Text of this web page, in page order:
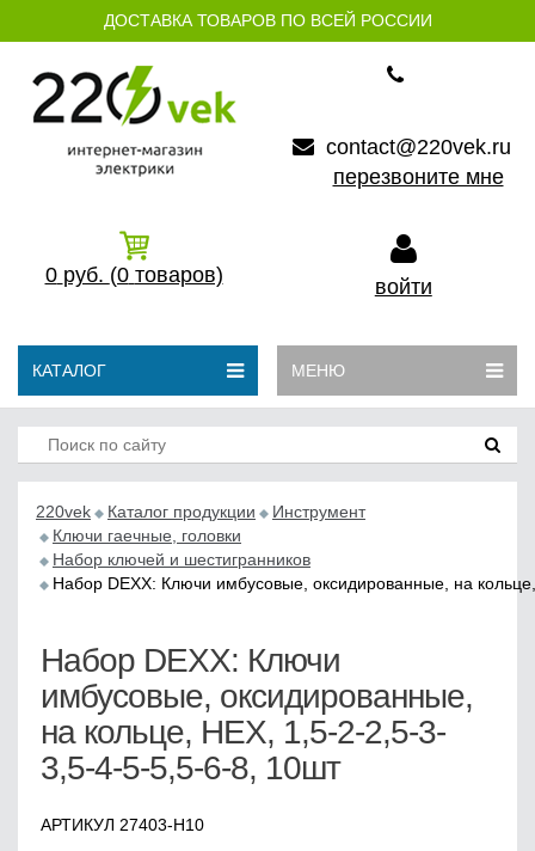
ДОСТАВКА ТОВАРОВ ПО ВСЕЙ РОССИИ
contact@220vek.ru
перезвоните мне
0 руб. (0 товаров) войти
КАТАЛОГ МЕНЮ
220vek Каталог продукции
Инструмент
Ключи гаечные, головки
Набор ключей и шестигранников
Набор DEXX: Ключи имбусовые, оксидированные, на
Набор DEXX: Ключи
имбусовые, оксидированные,
на кольце, HEX, 1,5-2-2,5-3-
3,5-4-5-5,5-6-8, 10шт
АРТИКУЛ 27403-H10